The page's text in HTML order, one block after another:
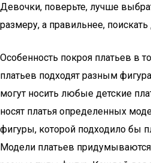
Девочки, поверьте, лучше
размеру, а правильнее, поискать
Особенность покроя платьев в
платьев подходят разным
могут носить любые детские
носят платья определенных
фигуры, которой подходило бы
Модели платьев